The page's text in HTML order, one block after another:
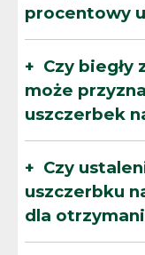
procentowy
Czy
może
uszczerbek
Czy
uszczerbku
dla